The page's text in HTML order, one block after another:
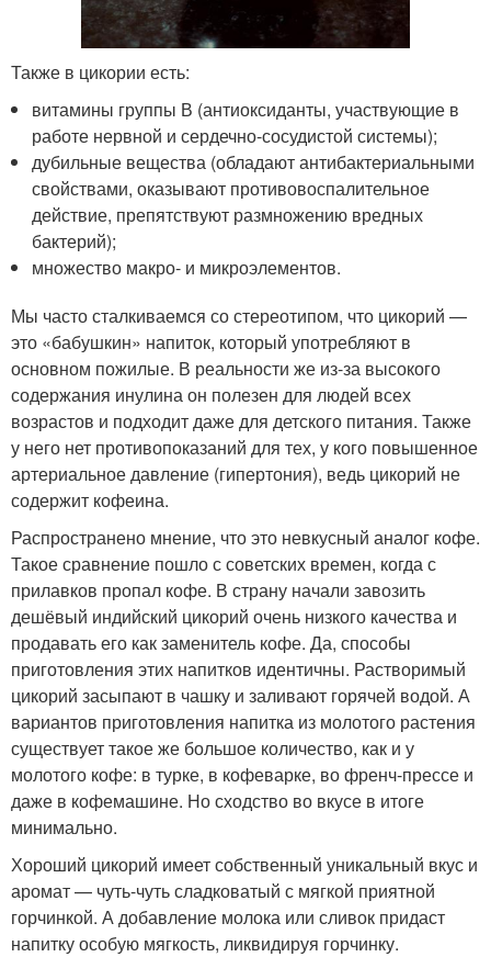
Также в цикории есть:
витамины группы В (антиоксиданты, участвующие в
работе нервной и сердечно-сосудистой системы);
дубильные вещества (обладают антибактериальными
свойствами, оказывают противовоспалительное
действие, препятствуют размножению вредных
бактерий);
множество макро- и микроэлементов.
Мы часто сталкиваемся со стереотипом, что цикорий —
это «бабушкин» напиток, который употребляют в
основном пожилые. В реальности же из-за высокого
содержания инулина он полезен для людей всех
возрастов и подходит даже для детского питания. Также
у него нет противопоказаний для тех, у кого повышенное
артериальное давление (гипертония), ведь цикорий не
содержит кофеина.
Распространено мнение, что это невкусный аналог кофе.
Такое сравнение пошло с советских времен, когда с
прилавков пропал кофе. В страну начали завозить
дешёвый индийский цикорий очень низкого качества и
продавать его как заменитель кофе. Да, способы
приготовления этих напитков идентичны. Растворимый
цикорий засыпают в чашку и заливают горячей водой. А
вариантов приготовления напитка из молотого растения
существует такое же большое количество, как и у
молотого кофе: в турке, в кофеварке, во френч-прессе и
даже в кофемашине. Но сходство во вкусе в итоге
минимально.
Хороший цикорий имеет собственный уникальный вкус и
аромат — чуть-чуть сладковатый с мягкой приятной
горчинкой. А добавление молока или сливок придаст
напитку особую мягкость, ликвидируя горчинку.